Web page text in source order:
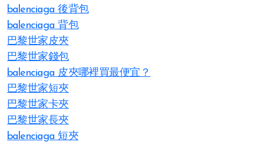
balenciaga 後背包
balenciaga 背包
巴黎世家皮夾
巴黎世家錢包
balenciaga 皮夾哪裡買最便宜？
巴黎世家短夾
巴黎世家卡夾
巴黎世家長夾
balenciaga 短夾